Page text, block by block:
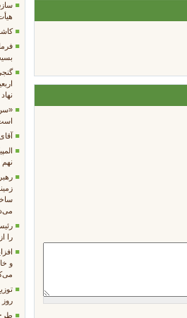
کاشت ۱۷۰ نهال به
نهم
را
و
روز